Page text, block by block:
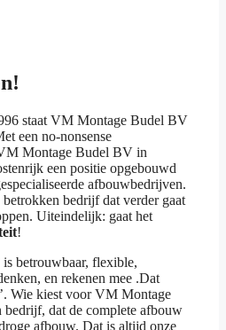
staat VM Montage Budel BV
een no-nonsense
Montage Budel BV in
een positie opgebouwd
afbouwbedrijven.
bedrijf dat verder gaat
Uiteindelijk: gaat het
!
betrouwbaar, flexible,
en rekenen mee .Dat
’. Wie kiest voor VM Montage
dat de complete afbouw
afbouw. Dat is altijd onze